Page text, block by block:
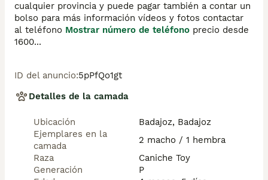
cualquier provincia y puede pagar también a contar un
bolso para más información vídeos y fotos contactar
al teléfono Mostrar número de teléfono precio desde
1600...
ID del anuncio:5pPfQo1gt
Detalles de la camada
Ubicación
Badajoz, Badajoz
Ejemplares en la
camada
2 macho / 1 hembra
Raza
Caniche Toy
Generación
P